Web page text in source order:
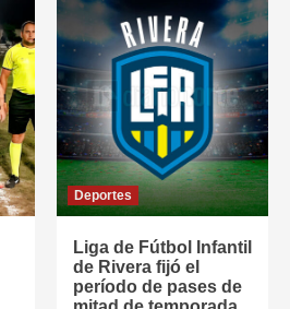
Deportes
Liga de Fútbol Infantil
de Rivera fijó el
período de pases de